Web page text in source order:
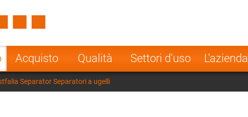
Acquisto Qualità Settori d'uso L'azienda
Poland Norway
Separator Separatori a ugelli